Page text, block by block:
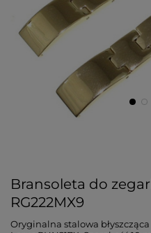
Bransoleta do
RG222MX9
Oryginalna stalowa